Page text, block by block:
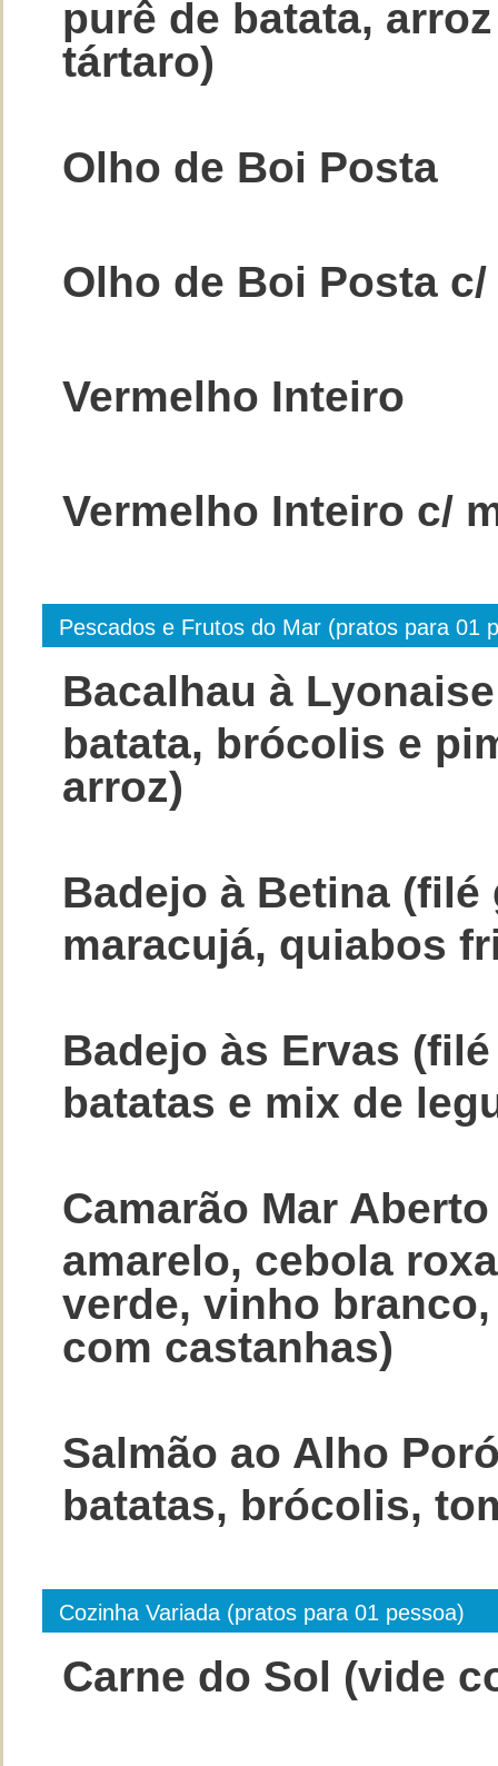
purê de batata,
tártaro)
Olho de Boi Posta
Olho de Boi Posta
Vermelho Inteiro
Vermelho Inteiro c/
Pescados e Frutos do Mar (pratos para 01
Bacalhau à
batata, brócolis e
arroz)
Badejo à Betina
maracujá, quiabos
Badejo às Ervas
batatas e mix de
Camarão Mar
amarelo, cebola
verde, vinho
com castanhas)
Salmão ao Alho
batatas, brócolis,
Cozinha Variada (pratos para 01 pessoa)
Carne do Sol (vide